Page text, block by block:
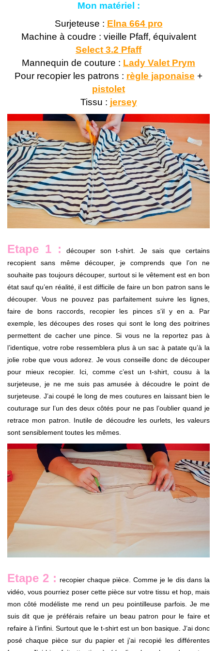
Mon matériel :
Surjeteuse : Elna 664 pro
Machine à coudre : vieille Pfaff, équivalent
Select 3.2 Pfaff
Mannequin de couture : Lady Valet Prym
Pour recopier les patrons : règle japonaise +
pistolet
Tissu : jersey
Etape 1 :
découper son t-shirt. Je sais que certains
recopient sans même découper, je comprends que l’on ne
souhaite pas toujours découper, surtout si le vêtement est en bon
état sauf qu’en réalité, il est difficile de faire un bon patron sans le
découper. Vous ne pouvez pas parfaitement suivre les lignes,
faire de bons raccords, recopier les pinces s’il y en a. Par
exemple, les découpes des roses qui sont le long des poitrines
permettent de cacher une pince. Si vous ne la reportez pas à
l’identique, votre robe ressemblera plus à un sac à patate qu’à la
jolie robe que vous adorez. Je vous conseille donc de découper
pour mieux recopier. Ici, comme c’est un t-shirt, cousu à la
surjeteuse, je ne me suis pas amusée à découdre le point de
surjeteuse. J’ai coupé le long de mes coutures en laissant bien le
couturage sur l’un des deux côtés pour ne pas l’oublier quand je
retrace mon patron. Inutile de découdre les ourlets, les valeurs
sont sensiblement toutes les mêmes.
Etape 2 : recopier chaque pièce. Comme je le dis dans la
vidéo, vous pourriez poser cette pièce sur votre tissu et hop, mais
mon côté modéliste me rend un peu pointilleuse parfois. Je me
suis dit que je préférais refaire un beau patron pour le faire et
refaire à l’infini. Surtout que le t-shirt est un bon basique. J’ai donc
posé chaque pièce sur du papier et j’ai recopié les différentes